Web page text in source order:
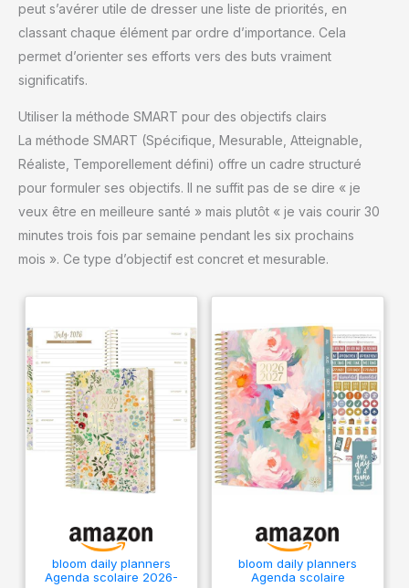
peut s’avérer utile de dresser une liste de priorités, en
classant chaque élément par ordre d’importance. Cela
permet d’orienter ses efforts vers des buts vraiment
significatifs.
Utiliser la méthode SMART pour des objectifs clairs
La méthode SMART (Spécifique, Mesurable, Atteignable,
Réaliste, Temporellement défini) offre un cadre structuré
pour formuler ses objectifs. Il ne suffit pas de se dire « je
veux être en meilleure santé » mais plutôt « je vais courir 30
minutes trois fois par semaine pendant les six prochains
mois ». Ce type d’objectif est concret et mesurable.
bloom daily planners
Agenda scolaire 2026-
bloom daily planners
Agenda scolaire